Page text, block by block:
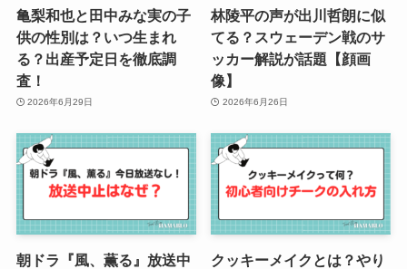
亀梨和也と田中みな実の子
供の性別は？いつ生まれ
る？出産予定日を徹底調
査！
2026年6月29日
林陵平の声が出川哲朗に似
てる？スウェーデン戦のサ
ッカー解説が話題【顔画
像】
2026年6月26日
朝ドラ『風、薫る』放送中
クッキーメイクとは？やり